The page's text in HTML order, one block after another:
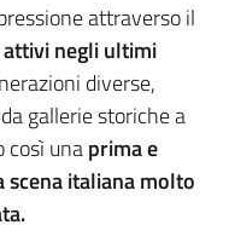
attraverso il
negli ultimi
diverse,
gallerie storiche a
così unaprima e
scena italiana molto